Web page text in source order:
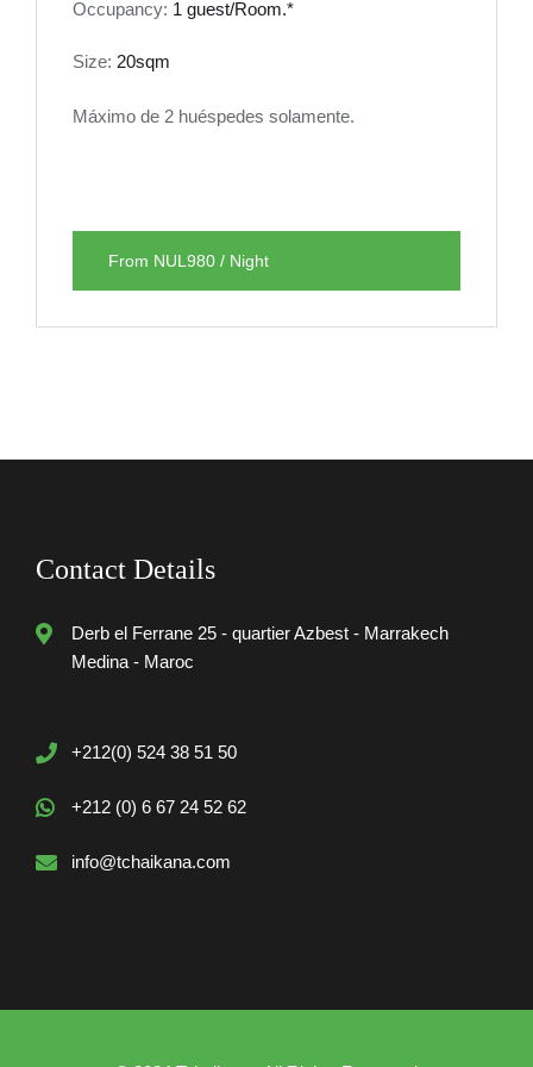
Occupancy: 1 guest/Room.*
Size: 20sqm
Máximo de 2 huéspedes solamente.
From NUL980 / Night
Contact Details
Derb el Ferrane 25 - quartier Azbest - Marrakech
Medina - Maroc
+212(0) 524 38 51 50
+212 (0) 6 67 24 52 62
info@tchaikana.com